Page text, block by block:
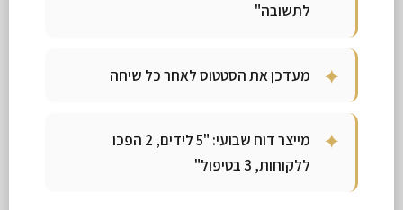
לתשובה"
מעדכן את הסטטוס לאחר כל שיחה
מייצר דוח שבועי: "5 לידים, 2 הפכו
ללקוחות, 3 בטיפול"